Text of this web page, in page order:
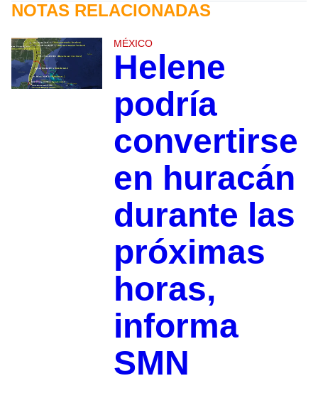
NOTAS RELACIONADAS
MÉXICO
Helene
podría
convertirse
en huracán
durante las
próximas
horas,
informa
SMN